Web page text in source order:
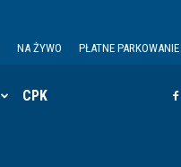
NA ŻYWO PŁATNE PARKOWANIE
CPK